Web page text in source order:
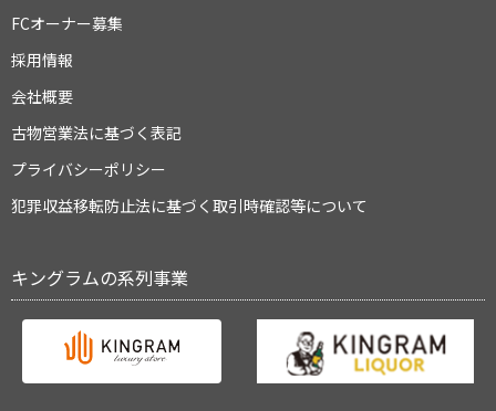
FCオーナー募集
採用情報
会社概要
古物営業法に基づく表記
プライバシーポリシー
犯罪収益移転防止法に基づく取引時確認等について
キングラムの系列事業